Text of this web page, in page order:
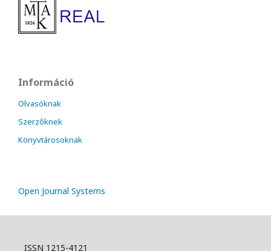
Információ
Olvasóknak
Szerzőknek
Könyvtárosoknak
Open Journal Systems
ISSN 1215-4121